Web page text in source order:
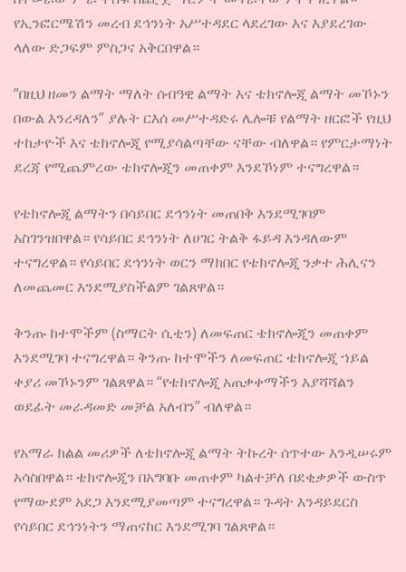
የኢንፎርሜሽን መረብ ደኅንነት አሥተዳደር ላደረገው እና እያደረገው
ላለው ድጋፍም ምስጋና አቅርበዋል።
“በዚህ ዘመን ልማት ማለት ሰብዓዊ ልማት እና ቴክኖሎጂ ልማት መኾኑን
በውል እንረዳለን” ያሉት ርእሰ መሥተዳድሩ ሌሎቹ የልማት ዘርፎች የዚህ
ተከታዮች እና ቴክኖሎጂ የሚያሳልጣቸው ናቸው ብለዋል። የምርታማነት
ደረጃ የሚጨምረው ቴክኖሎጂን መጠቀም እንደኾነም ተናግረዋል።
የቴክኖሎጂ ልማትን በሳይበር ደኅንነት መጠበቅ እንደሚገባም
አስገንዝበዋል። የሳይበር ደኅንነት ለሀገር ትልቅ ፋይዳ እንዳለውም
ተናግረዋል። የሳይበር ደኅንነት ወርን ማክበር የቴክኖሎጂ ንቃተ ሕሊናን
ለመጨመር እንደሚያስችልም ገልጸዋል።
ቅንጡ ከተሞችም (ስማርት ሲቲን) ለመፍጠር ቴክኖሎጂን መጠቀም
እንደሚገባ ተናግረዋል። ቅንጡ ከተሞችን ለመፍጠር ቴክኖሎጂ ኀይል
ቀያሪ መኾኑንም ገልጸዋል። “የቴክኖሎጂ አጠቃቀማችን እያሻሻልን
ወደፊት መራዳመድ መቻል አለብን” ብለዋል።
የአማራ ክልል መሪዎች ለቴክኖሎጂ ልማት ትኩረት ሰጥተው እንዲሠሩም
አሳስበዋል። ቴክኖሎጂን በአግባቡ መጠቀም ካልተቻለ በደቂቃዎች ውስጥ
የማውደም አደጋ እንደሚያመጣም ተናግረዋል። ጉዳት እንዳይደርስ
የሳይበር ደኅንነትን ማጠናከር እንደሚገባ ገልጸዋል።